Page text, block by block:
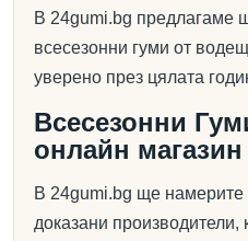
В 24gumi.bg предлагаме
всесезонни гуми от
уверено през цялата
Всесезонни
онлайн
В 24gumi.bg ще намерите
доказани производители,